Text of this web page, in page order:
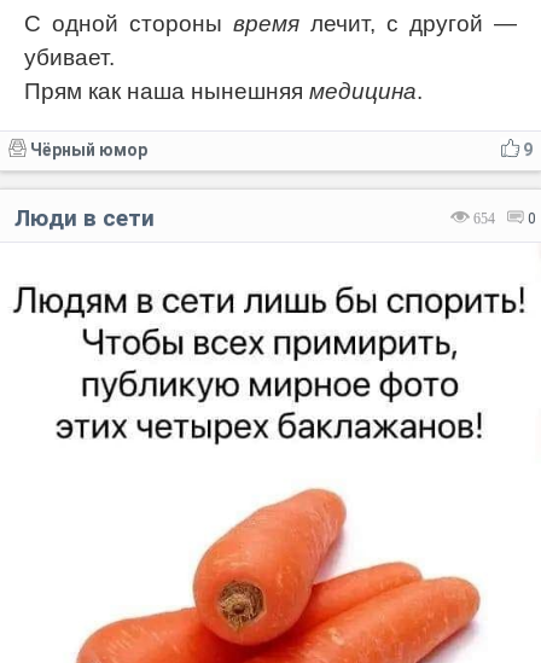
С одной стороны время лечит, с другой —
убивает.
Прям как наша нынешняя медицина.
9
Чёрный юмор
654 0
Люди в сети